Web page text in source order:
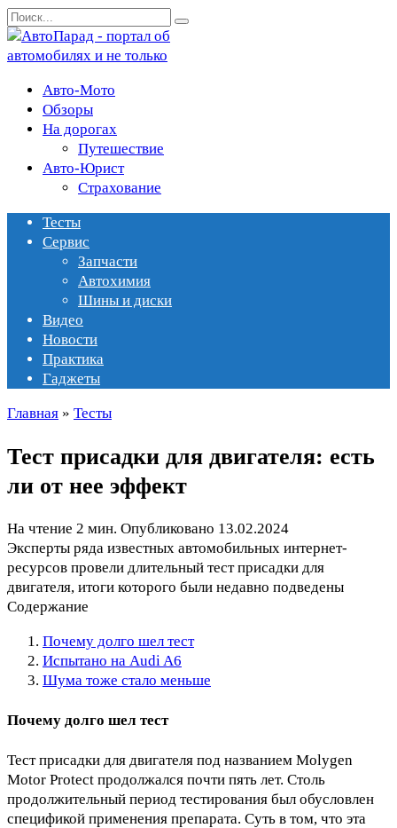
Перейти
к
содержанию
Search
for:
Авто-Мото
Обзоры
На дорогах
Путешествие
Авто-Юрист
Страхование
Тесты
Сервис
Запчасти
Автохимия
Шины и диски
Видео
Новости
Практика
Гаджеты
Главная » Тесты
Тест присадки для двигателя: есть
ли от нее эффект
На чтение 2 мин. Опубликовано 13.02.2024
Эксперты ряда известных автомобильных интернет-
ресурсов провели длительный тест присадки для
двигателя, итоги которого были недавно подведены
Содержание
Почему долго шел тест
Испытано на Audi A6
Шума тоже стало меньше
Почему долго шел тест
Тест присадки для двигателя под названием Molygen
Motor Protect продолжался почти пять лет. Столь
продолжительный период тестирования был обусловлен
спецификой применения препарата. Суть в том, что эта